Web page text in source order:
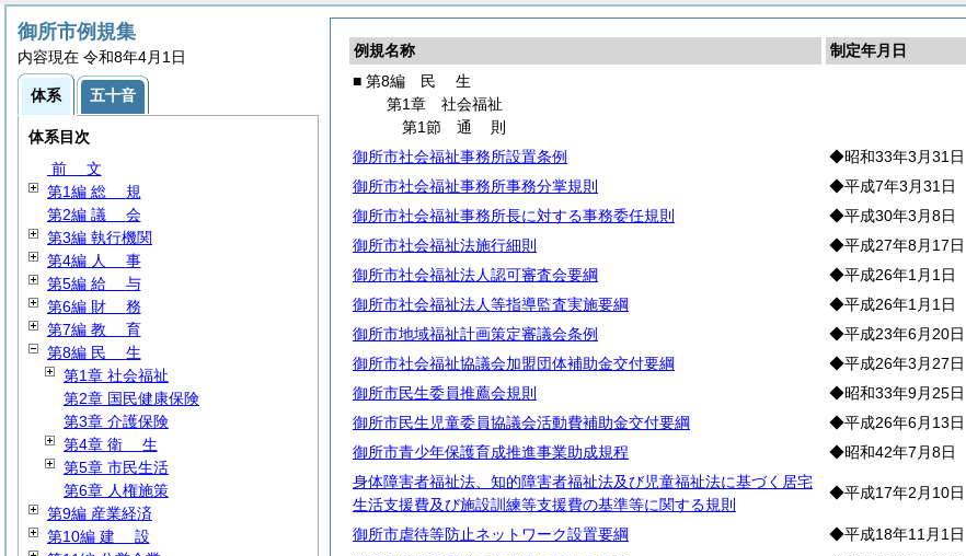
例規名称 制定年月日
■ 第8編
民 生
第1章 社会福祉
第1節 通 則
御所市社会福祉事務所設置条例
◆昭和33年3月31日
御所市社会福祉事務所事務分掌規則
◆平成7年3月31日
御所市社会福祉事務所長に対する事務委任規則
◆平成30年3月8日
御所市社会福祉法施行細則
◆平成27年8月17日
御所市社会福祉法人認可審査会要綱
◆平成26年1月1日
御所市社会福祉法人等指導監査実施要綱
◆平成26年1月1日
御所市地域福祉計画策定審議会条例
◆平成23年6月20日
御所市社会福祉協議会加盟団体補助金交付要綱
◆平成26年3月27日
御所市民生委員推薦会規則
◆昭和33年9月25日
御所市民生児童委員協議会活動費補助金交付要綱
◆平成26年6月13日
御所市青少年保護育成推進事業助成規程
◆昭和42年7月8日
身体障害者福祉法、知的障害者福祉法及び児童福祉法に基づく居宅
生活支援費及び施設訓練等支援費の基準等に関する規則
◆平成17年2月10日
御所市虐待等防止ネットワーク設置要綱 ◆平成18年11月1日
御所市例規集
内容現在 令和8年4月1日
体系 五十音
体系目次
前 文
第1編 総 規
第2編 議 会
第3編 執行機関
第4編 人 事
第5編 給 与
第6編 財 務
第7編 教 育
第8編 民 生
第1章 社会福祉
第2章 国民健康保険
第3章 介護保険
第4章 衛 生
第5章 市民生活
第6章 人権施策
第9編 産業経済
第10編 建 設